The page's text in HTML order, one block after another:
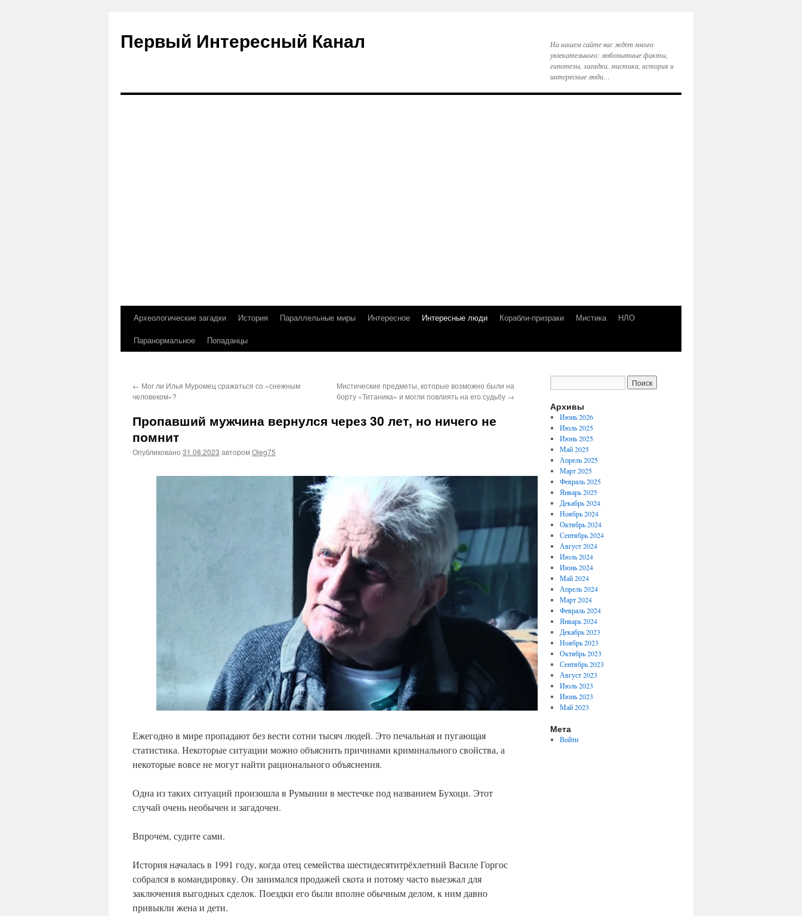
Первый Интересный Канал
На нашем сайте вас ждет много
увлекательного: любопытные факты,
гипотезы, загадки, мистика, история и
интересные люди…
Перейти
Археологические загадки История Параллельные миры Интересное Интересные люди Корабли-призраки Мистика
НЛО
Паранормальное
Попаданцы
← Мог ли Илья Муромец сражаться со «снежным
человеком»?
Мистические предметы, которые возможно были на
борту «Титаника» и могли повлиять на его судьбу →
Пропавший мужчина вернулся через 30 лет, но ничего не
помнит
Опубликовано 31.08.2023 авторомOleg75
Ежегодно в мире пропадают без вести сотни тысяч людей. Это печальная и пугающая
статистика. Некоторые ситуации можно объяснить причинами криминального свойства, а
некоторые вовсе не могут найти рационального объяснения.
Одна из таких ситуаций произошла в Румынии в местечке под названием Бухоци. Этот
случай очень необычен и загадочен.
Впрочем, судите сами.
История началась в 1991 году, когда отец семейства шестидесятитрёхлетний Василе Горгос
собрался в командировку. Он занимался продажей скота и потому часто выезжал для
заключения выгодных сделок. Поездки его были вполне обычным делом, к ним давно
привыкли жена и дети.
Архивы
Июнь 2026
Июль 2025
Июнь 2025
Май 2025
Апрель 2025
Март 2025
Февраль 2025
Январь 2025
Декабрь 2024
Ноябрь 2024
Октябрь 2024
Сентябрь 2024
Август 2024
Июль 2024
Июнь 2024
Май 2024
Апрель 2024
Март 2024
Февраль 2024
Январь 2024
Декабрь 2023
Ноябрь 2023
Октябрь 2023
Сентябрь 2023
Август 2023
Июль 2023
Июнь 2023
Май 2023
Мета
Войти